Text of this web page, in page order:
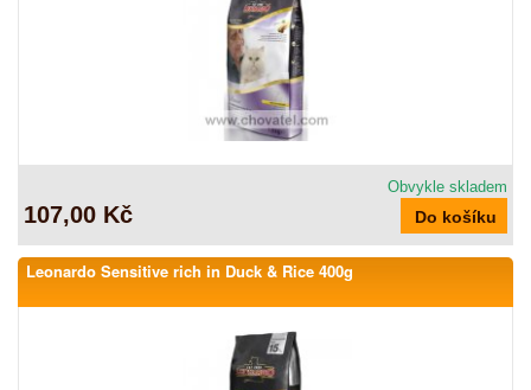
Obvykle skladem
107,00 Kč
Leonardo Sensitive rich in Duck & Rice 400g